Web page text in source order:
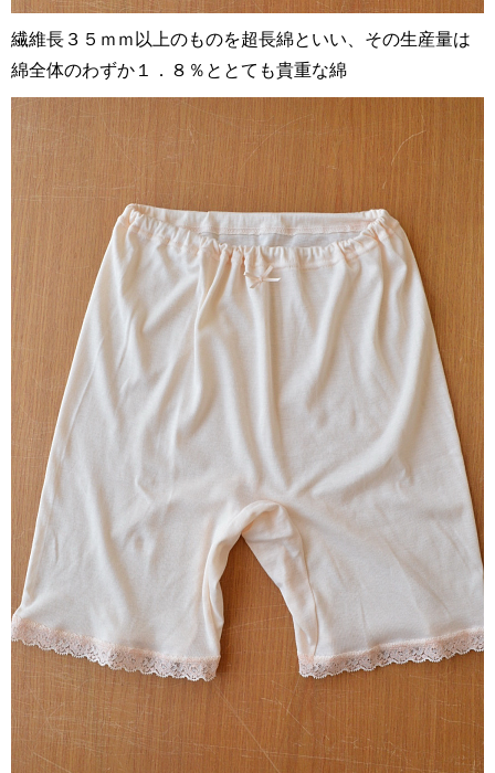
繊維長３５ｍｍ以上のものを超長綿といい、その生産量は
綿全体のわずか１．８％ととても貴重な綿